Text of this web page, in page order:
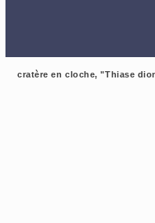
cratère en cloche, "Thiase